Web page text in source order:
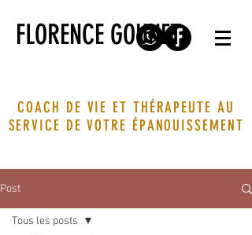
FLORENCE GOUNET
COACH DE VIE ET THÉRAPEUTE AU
SERVICE DE VOTRE ÉPANOUISSEMENT
Post
Tous les posts